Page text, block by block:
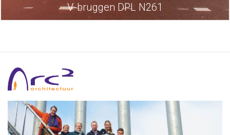
V-bruggen DPL N261